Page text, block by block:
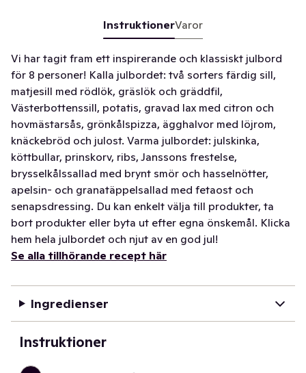
InstruktionerVaror
Vi har tagit fram ett inspirerande och klassiskt julbord
för 8 personer! Kalla julbordet: två sorters färdig sill,
matjesill med rödlök, gräslök och gräddfil,
Västerbottenssill, potatis, gravad lax med citron och
hovmästarsås, grönkålspizza, ägghalvor med löjrom,
knäckebröd och julost. Varma julbordet: julskinka,
köttbullar, prinskorv, ribs, Janssons frestelse,
brysselkålssallad med brynt smör och hasselnötter,
apelsin- och granatäppelsallad med fetaost och
senapsdressing. Du kan enkelt välja till produkter, ta
bort produkter eller byta ut efter egna önskemål. Klicka
hem hela julbordet och njut av en god jul!
Se alla tillhörande recept här
Ingredienser
Instruktioner